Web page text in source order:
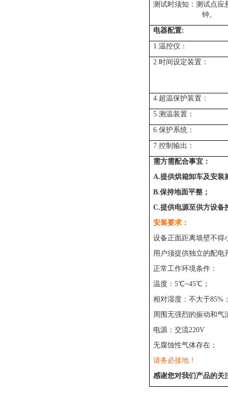
测试时须知：测试点应
钟。
电器配置:
1.温控仪：
2.时间设定装置：
4.超温保护装置：
5.测温装置：
6.保护系统：
7.控制输出：
需方需配合事宜：
A.提供烘箱卸车及安装
B.保持地面平整；
C.提供电源至供方设备
安装要求：
设备正面距离墙壁不得
用户须提供独立的配电
正常工作环境条件：
温度：5℃~45℃；
相对湿度：不大于85%
周围无强烈的振动和气
电源：交流220V
无腐蚀性气体存在；
请务必接地！
感谢您对我们产品的关